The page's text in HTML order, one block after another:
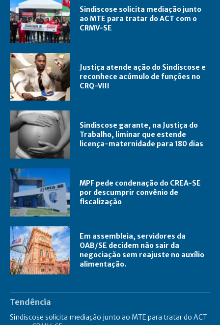
Sindiscose solicita mediação junto
ao MTE para tratar do ACT com o
CRMV-SE
Justiça atende ação do Sindiscose e
reconhece acúmulo de funções no
CRQ-VIII
Sindiscose garante, na Justiça do
Trabalho, liminar que estende
licença-maternidade para 180 dias
MPF pede condenação do CREA-SE
por descumprir convênio de
fiscalização
Em assembleia, servidores da
OAB/SE decidem não sair da
negociação sem reajuste no auxílio
alimentação.
Tendência
Sindiscose solicita mediação junto ao MTE para tratar do ACT